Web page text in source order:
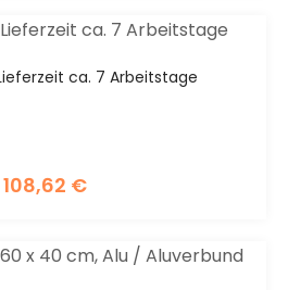
ca. 7 Arbeitstage
108,62 €